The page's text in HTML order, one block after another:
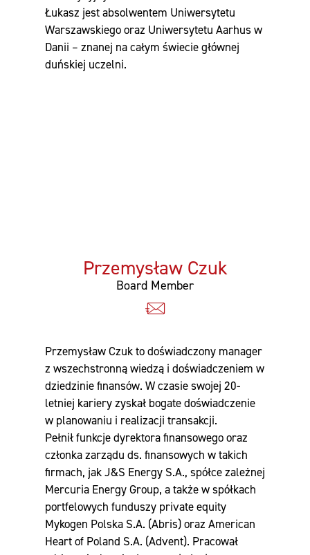
Łukasz jest absolwentem Uniwersytetu
Warszawskiego oraz Uniwersytetu Aarhus w
Danii – znanej na całym świecie głównej
duńskiej uczelni.
Przemysław Czuk
Board Member
Przemysław Czuk to doświadczony manager
z wszechstronną wiedzą i doświadczeniem w
dziedzinie finansów. W czasie swojej 20-
letniej kariery zyskał bogate doświadczenie
w planowaniu i realizacji transakcji.
Pełnił funkcje dyrektora finansowego oraz
członka zarządu ds. finansowych w takich
firmach, jak J&S Energy S.A., spółce zależnej
Mercuria Energy Group, a także w spółkach
portfelowych funduszy private equity
Mykogen Polska S.A. (Abris) oraz American
Heart of Poland S.A. (Advent). Pracował